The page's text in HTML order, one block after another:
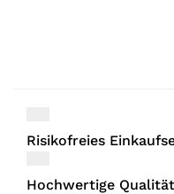
Risikofreies
Hochwertige